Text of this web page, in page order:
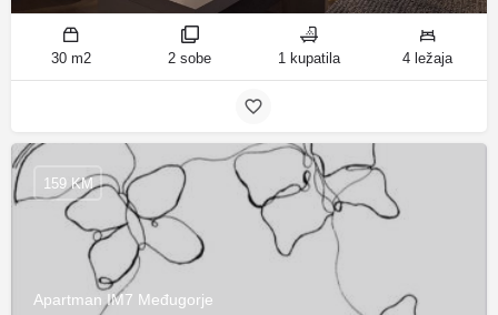
30 m2 2 sobe 1 kupatila 4 ležaja
Apartman IM7 Međugorje
159 KM